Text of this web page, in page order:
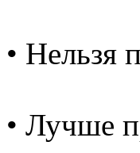
• Нельзя
• Лучше